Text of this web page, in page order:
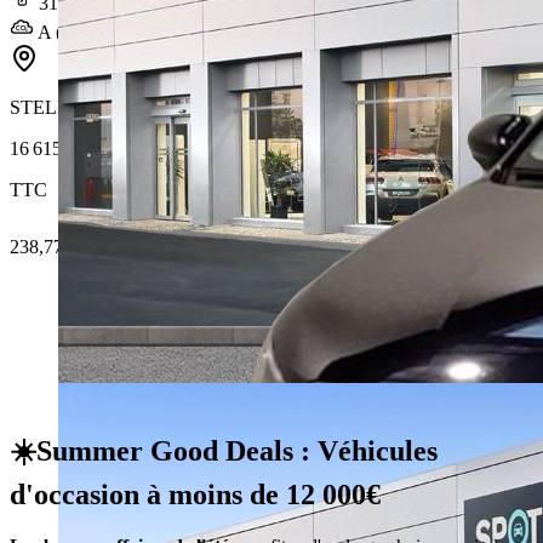
A (0 g/km)
STELLANTIS &YOU CESSON-SÉVIGNÉ RENNES SUD
16 615 €
TTC
238,77 € /Mois
☀️Summer Good Deals : Véhicules
d'occasion à moins de 12 000€